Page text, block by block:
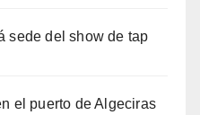
sede del show de tap
el puerto de Algeciras